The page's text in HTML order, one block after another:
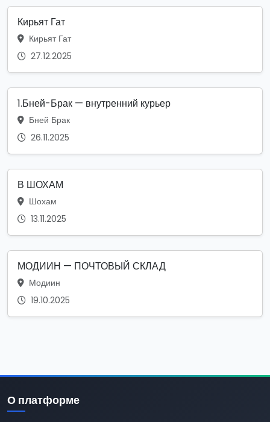
Кирьят Гат
Кирьят Гат
27.12.2025
1.Бней-Брак — внутренний курьер
Бней Брак
26.11.2025
В ШОХАМ
Шохам
13.11.2025
МОДИИН — ПОЧТОВЫЙ СКЛАД
Модиин
19.10.2025
О платформе